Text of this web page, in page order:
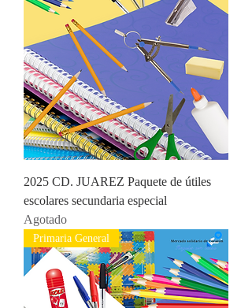
2025 CD. JUAREZ Paquete de útiles
escolares secundaria especial
Agotado
Primaria General